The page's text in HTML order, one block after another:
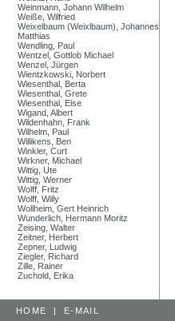
Weinmann, Johann Wilhelm
Weiße, Wilfried
Weixelbaum (Weixlbaum), Johannes
Matthias
Wendling, Paul
Wentzel, Gottlob Michael
Wenzel, Jürgen
Wientzkowski, Norbert
Wiesenthal, Berta
Wiesenthal, Grete
Wiesenthal, Else
Wigand, Albert
Wildenhahn, Frank
Wilhelm, Paul
Willikens, Ben
Winkler, Curt
Wirkner, Michael
Wittig, Ute
Wittig, Werner
Wolff, Fritz
Wolff, Willy
Wollheim, Gert Heinrich
Wunderlich, Hermann Moritz
Zeising, Walter
Zeitner, Herbert
Zepner, Ludwig
Ziegler, Richard
Zille, Rainer
Zuchold, Erika
HOME | E-MAIL